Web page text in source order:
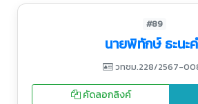
#89
นายพิทักษ์ ธะนะ
วทชม.228/2567-
คัดลอกลิงค์